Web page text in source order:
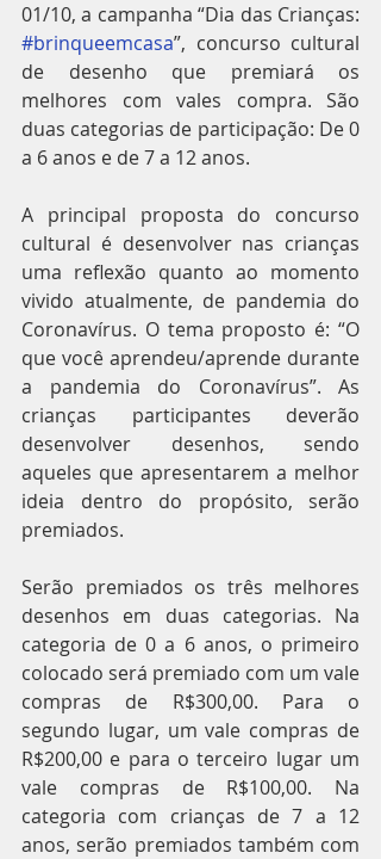
#brinqueemcasa”, concurso cultural
de desenho que premiará os
melhores com vales compra. São
duas categorias de participação: De 0
a 6 anos e de 7 a 12 anos.
A principal proposta do concurso
cultural é desenvolver nas crianças
uma reflexão quanto ao momento
vivido atualmente, de pandemia do
Coronavírus. O tema proposto é: “O
que você aprendeu/aprende durante
a pandemia do Coronavírus”. As
crianças participantes deverão
desenvolver desenhos, sendo
aqueles que apresentarem a melhor
ideia dentro do propósito, serão
premiados.
Serão premiados os três melhores
desenhos em duas categorias. Na
categoria de 0 a 6 anos, o primeiro
colocado será premiado com um vale
compras de R$300,00. Para o
segundo lugar, um vale compras de
R$200,00 e para o terceiro lugar um
vale compras de R$100,00. Na
categoria com crianças de 7 a 12
anos, serão premiados também com